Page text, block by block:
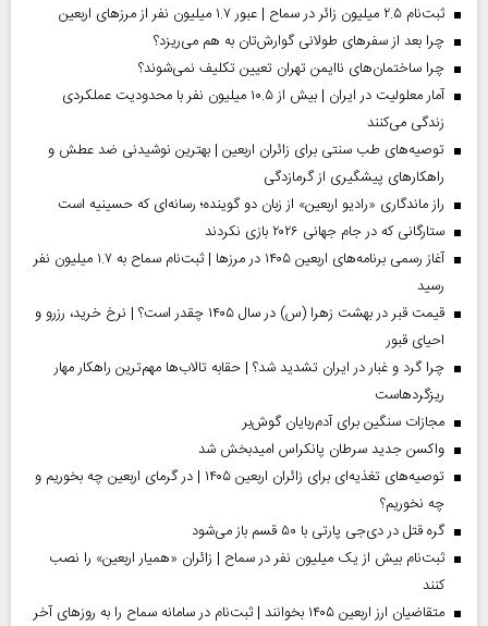
ثبت‌نام ۲.۵ میلیون زائر در سماح | عبور ۱.۷ میلیون نفر از مرز‌های اربعین
چرا بعد از سفرهای طولانی گوارش‌تان به هم می‌ریزد؟
چرا ساختمان‌های ناایمن تهران تعیین تکلیف نمی‌شوند؟
آمار معلولیت در ایران | بیش از ۱۰.۵ میلیون نفر با محدودیت عملکردی
زندگی می‌کنند
توصیه‌های طب سنتی برای زائران اربعین | بهترین نوشیدنی ضد عطش و
راهکارهای پیشگیری از گرمازدگی
راز ماندگاری «رادیو اربعین» از زبان دو گوینده؛ رسانه‌ای که حسینیه است
ستارگانی که در جام جهانی ۲۰۲۶ بازی نکردند
آغاز رسمی برنامه‌های اربعین ۱۴۰۵ در مرز‌ها | ثبت‌نام سماح به ۱.۷ میلیون نفر
رسید
قیمت قبر در بهشت زهرا (س) در سال ۱۴۰۵ چقدر است؟ | نرخ خرید، رزرو و
احیای قبور
چرا گرد و غبار در ایران تشدید شد؟ | حقابه تالاب‌ها مهم‌ترین راهکار مهار
ریزگردهاست
مجازات سنگین برای آدم‌ربایان گوش‌بر
واکسن جدید سرطان پانکراس امیدبخش شد
توصیه‌های تغذیه‌ای برای زائران اربعین ۱۴۰۵ | در گرمای اربعین چه بخوریم و
چه نخوریم؟
گره قتل در دی‌جی پارتی با ۵۰ قسم باز می‌شود
ثبت‌نام بیش از یک میلیون نفر در سماح | زائران «همیار اربعین» را نصب
کنند
متقاضیان ارز اربعین ۱۴۰۵ بخوانند | ثبت‌نام در سامانه سماح را به روز‌های آخر